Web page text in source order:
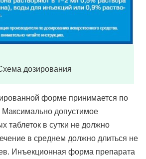
дозирования
форме принимается по
Максимально допустимое
таблеток в сутки не должно
в среднем должно длиться не
Инъекционная форма препарата